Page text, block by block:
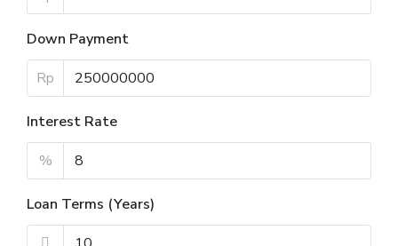
Down Payment
Rp
Interest Rate
%
Loan Terms (Years)